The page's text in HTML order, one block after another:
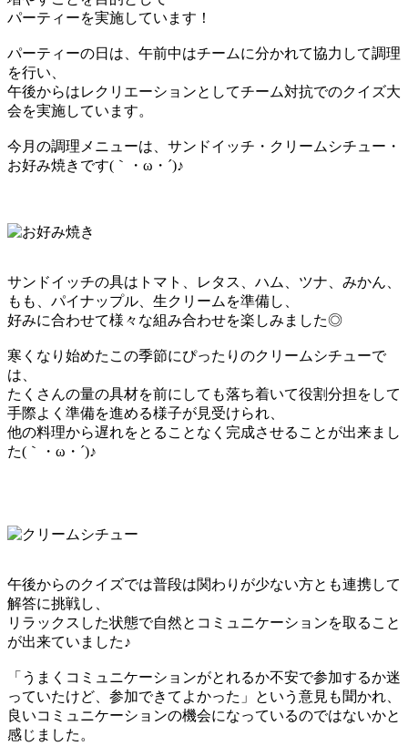
パーティーを実施しています！
パーティーの日は、午前中はチームに分かれて協力して調理
を行い、
午後からはレクリエーションとしてチーム対抗でのクイズ大
会を実施しています。
今月の調理メニューは、サンドイッチ・クリームシチュー・
お好み焼きです(｀・ω・´)♪
サンドイッチの具はトマト、レタス、ハム、ツナ、みかん、
もも、パイナップル、生クリームを準備し、
好みに合わせて様々な組み合わせを楽しみました◎
寒くなり始めたこの季節にぴったりのクリームシチューで
は、
たくさんの量の具材を前にしても落ち着いて役割分担をして
手際よく準備を進める様子が見受けられ、
他の料理から遅れをとることなく完成させることが出来まし
た(｀・ω・´)♪
午後からのクイズでは普段は関わりが少ない方とも連携して
解答に挑戦し、
リラックスした状態で自然とコミュニケーションを取ること
が出来ていました♪
「うまくコミュニケーションがとれるか不安で参加するか迷
っていたけど、参加できてよかった」という意見も聞かれ、
良いコミュニケーションの機会になっているのではないかと
感じました。